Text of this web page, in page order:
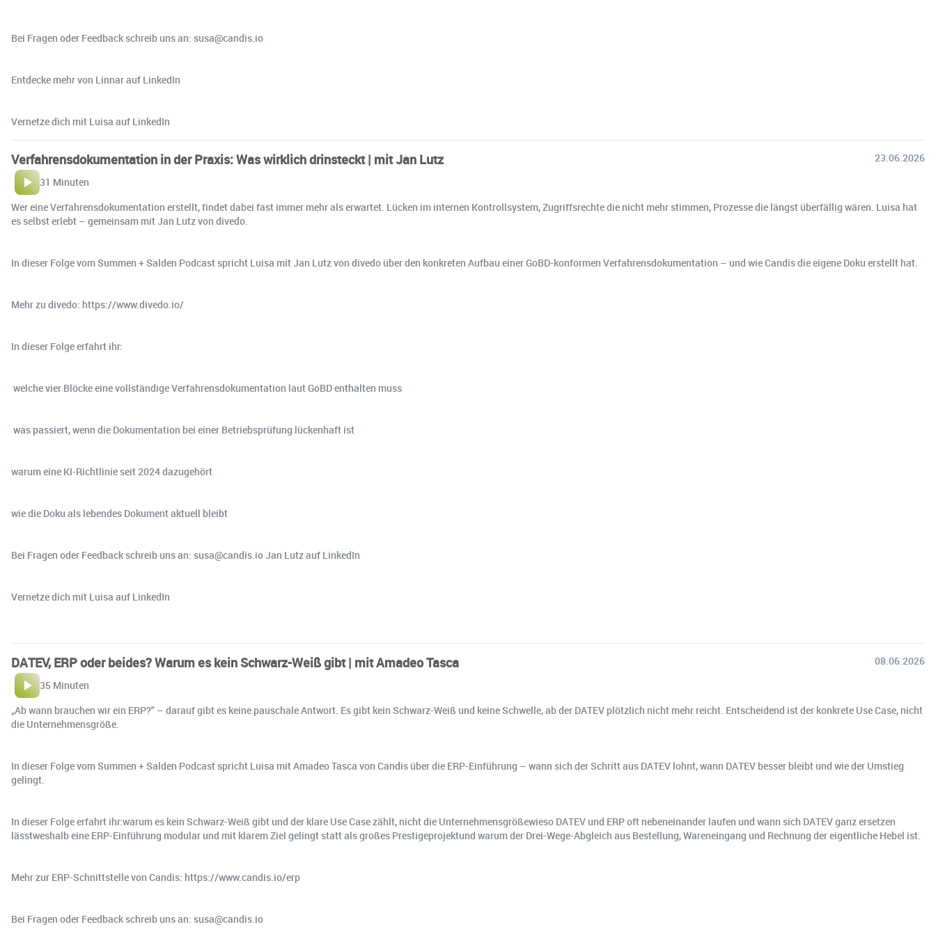
Bei Fragen oder Feedback schreib uns an: susa@candis.io
Entdecke mehr von Linnar auf LinkedIn
Vernetze dich mit Luisa auf LinkedIn
Verfahrensdokumentation in der Praxis: Was wirklich drinsteckt | mit Jan Lutz
23.06.2026
31 Minuten
Wer eine Verfahrensdokumentation erstellt, findet dabei fast immer mehr als erwartet. Lücken im internen Kontrollsystem, Zugriffsrechte die nicht mehr stimmen, Prozesse die längst überfällig wären. Luisa hat
es selbst erlebt – gemeinsam mit Jan Lutz von divedo.
In dieser Folge vom Summen + Salden Podcast spricht Luisa mit Jan Lutz von divedo über den konkreten Aufbau einer GoBD-konformen Verfahrensdokumentation – und wie Candis die eigene Doku erstellt hat.
Mehr zu divedo: https://www.divedo.io/
In dieser Folge erfahrt ihr:
️ welche vier Blöcke eine vollständige Verfahrensdokumentation laut GoBD enthalten muss
️ was passiert, wenn die Dokumentation bei einer Betriebsprüfung lückenhaft ist
warum eine KI-Richtlinie seit 2024 dazugehört
wie die Doku als lebendes Dokument aktuell bleibt
Bei Fragen oder Feedback schreib uns an: susa@candis.io Jan Lutz auf LinkedIn
Vernetze dich mit Luisa auf LinkedIn
DATEV, ERP oder beides? Warum es kein Schwarz-Weiß gibt | mit Amadeo Tasca
08.06.2026
35 Minuten
„Ab wann brauchen wir ein ERP?" – darauf gibt es keine pauschale Antwort. Es gibt kein Schwarz-Weiß und keine Schwelle, ab der DATEV plötzlich nicht mehr reicht. Entscheidend ist der konkrete Use Case, nicht
die Unternehmensgröße.
In dieser Folge vom Summen + Salden Podcast spricht Luisa mit Amadeo Tasca von Candis über die ERP-Einführung – wann sich der Schritt aus DATEV lohnt, wann DATEV besser bleibt und wie der Umstieg
gelingt.
In dieser Folge erfahrt ihr:warum es kein Schwarz-Weiß gibt und der klare Use Case zählt, nicht die Unternehmensgrößewieso DATEV und ERP oft nebeneinander laufen und wann sich DATEV ganz ersetzen
lässtweshalb eine ERP-Einführung modular und mit klarem Ziel gelingt statt als großes Prestigeprojektund warum der Drei-Wege-Abgleich aus Bestellung, Wareneingang und Rechnung der eigentliche Hebel ist.
Mehr zur ERP-Schnittstelle von Candis: ⁠https://www.candis.io/erp
Bei Fragen oder Feedback schreib uns an: susa@candis.io